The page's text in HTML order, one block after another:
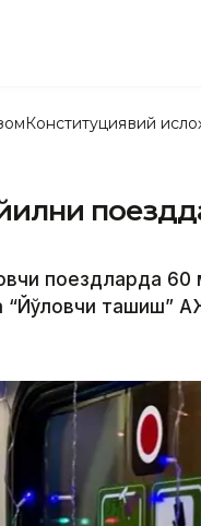
Конституциявий
поездларда 60
“Йўловчи ташиш”